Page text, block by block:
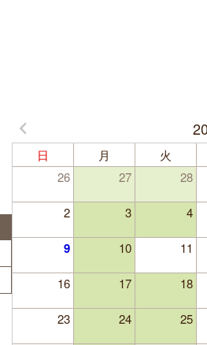
日 月 火
26
27 28
2 3 4
9 10 11
16 17 18
23 24 25